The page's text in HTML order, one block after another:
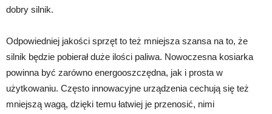
dobry silnik.
Odpowiedniej jakości sprzęt to też mniejsza szansa na to, że
silnik będzie pobierał duże ilości paliwa. Nowoczesna kosiarka
powinna być zarówno energooszczędna, jak i prosta w
użytkowaniu. Często innowacyjne urządzenia cechują się też
mniejszą wagą, dzięki temu łatwiej je przenosić, nimi